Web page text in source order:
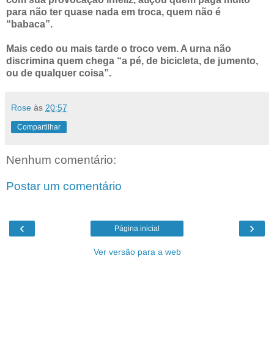
para não ter quase nada em troca, quem não é
“babaca”.
Mais cedo ou mais tarde o troco vem. A urna não
discrimina quem chega “a pé, de bicicleta, de jumento,
ou de qualquer coisa”.
Rose às 20:57
Compartilhar
Nenhum comentário:
Postar um comentário
‹ ›
Página inicial
Ver versão para a web